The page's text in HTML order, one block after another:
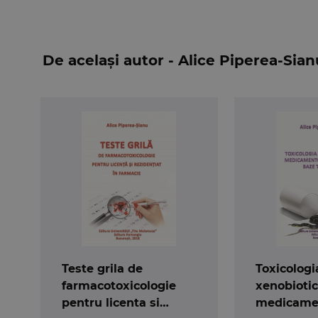
Cartea este deosebit de utila pentru
De același autor - Alice Piperea-
Teste grila de
farmacotoxicologie
pentru licenta si